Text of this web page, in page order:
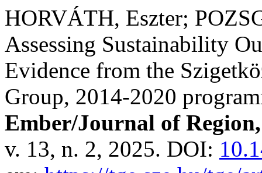
HORVÁTH, Eszter;
Assessing Sustainability
Evidence from the
Group, 2014-2020
Ember/Journal of
v. 13, n. 2, 2025. DOI: